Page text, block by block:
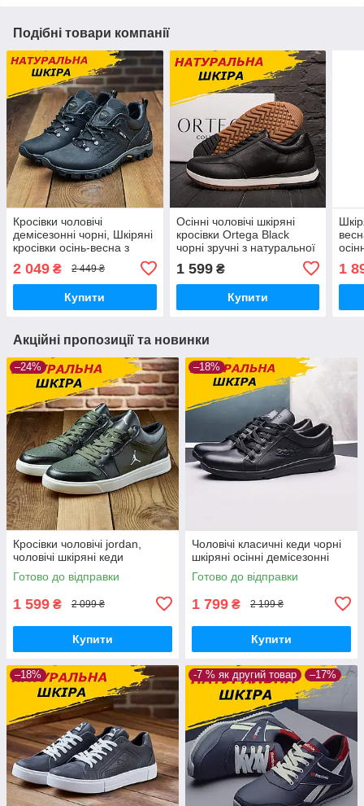
Подібні товари компанії
Кросівки чоловічі
демісезонні чорні, Шкіряні
кросівки осінь-весна з
натуральної шкіри *Е-кр*
2 049 ₴ 2 449 ₴
Купити
Осінні чоловічі шкіряні
кросівки Ortega Black
чорні зручні з натуральної
1 599₴
Купити
1
Акційні пропозиції та новинки
–24%
Кросівки чоловічі jordan,
чоловічі шкіряні кеди
Готово до відправки
1 599 ₴ 2 099 ₴
Купити
–18%
Чоловічі класичні кеди чорні
шкіряні осінні демісезонні
Готово до відправки
1 799 ₴ 2 199 ₴
Купити
–18% -7 % як другий товар –17%